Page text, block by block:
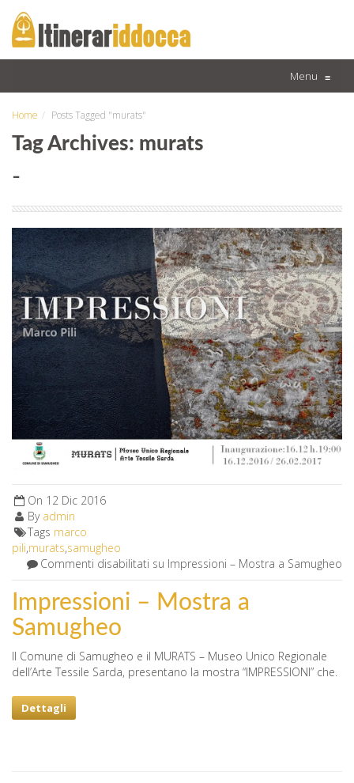
Menu ≡
Home Posts Tagged "murats"
Tag Archives: murats
-
On 12 Dic 2016
By admin
Tags marco
pili,murats,samugheo
Commenti disabilitati su Impressioni – Mostra a Samugheo
Impressioni – Mostra a
Samugheo
Il Comune di Samugheo e il MURATS – Museo Unico Regionale
dell’Arte Tessile Sarda, presentano la mostra “IMPRESSIONI” che.
Dettagli